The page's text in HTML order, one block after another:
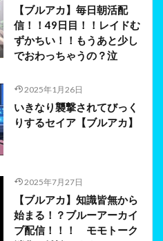
【ブルアカ】毎日朝活配
信！！49日目！！レイドむ
ずかちい！！もうあと少し
でおわっちゃうの？泣
2025年1月26日
いきなり襲撃されてびっく
りするセイア【ブルアカ】
2025年7月27日
【ブルアカ】知識皆無から
始まる！？ブルーアーカイ
ブ配信！！！ モモトーク